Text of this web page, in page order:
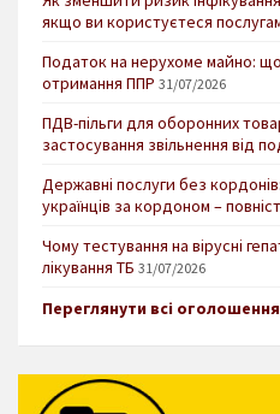
якщо ви користуєтеся
Податок на нерухоме майно:
отримання ППР 31/07/2026
ПДВ-пільги для оборонних
застосування звільнення від
Державні послуги без
українців за кордоном –
Чому тестування на вірусні
лікування ТБ 31/07/2026
Переглянути всі оголошення